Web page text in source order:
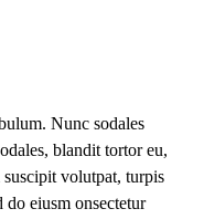
Nunc sodales
blandit tortor eu,
volutpat, turpis
eiusm onsectetur